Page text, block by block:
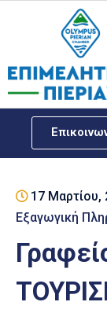
Επιμελητήριο
Νέα
ΓΕΜΗ
Επιχειρηματική
Υποστήριξη
17 Μαρτίου,
Εξαγωγική